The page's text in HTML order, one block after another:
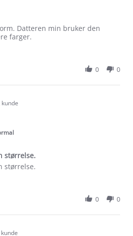
Datteren min bruker den
farger.
0 0
størrelse.
størrelse.
0 0